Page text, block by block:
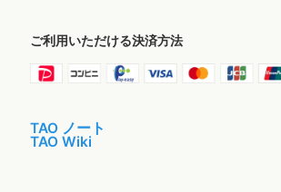
ご利用いただける決済方法
TAO ノート
TAO Wiki